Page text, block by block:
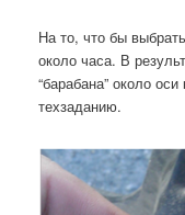
На то, что бы
около часа. В
“барабана” около
техзаданию.